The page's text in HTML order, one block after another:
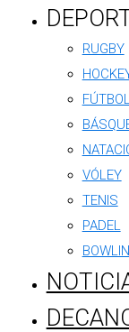
RUGBY
VÓLEY
TENIS
PADEL
El Foot Ball
de un fin de
en sede de